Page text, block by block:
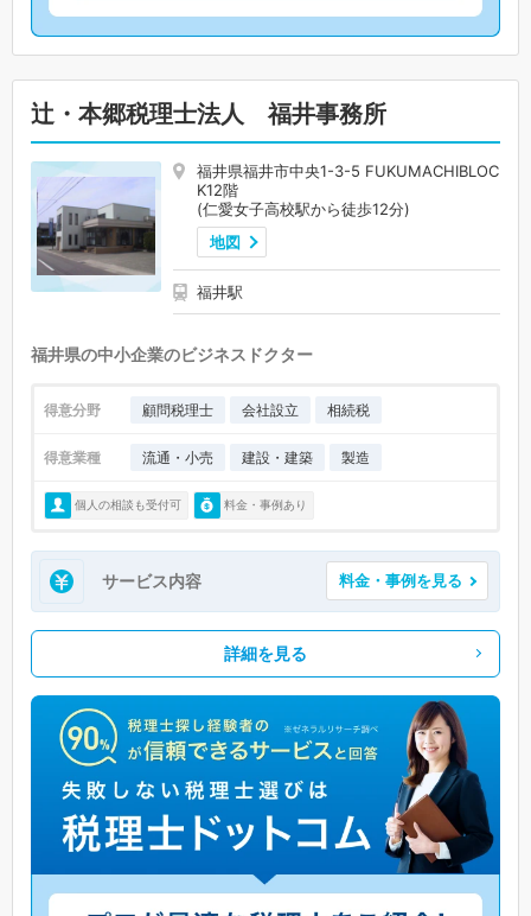
辻・本郷税理士法人 福井事務所
福井県福井市中央1-3-5 FUKUMACHIBLOC
K12階
(仁愛女子高校駅から徒歩12分)
地図
福井駅
福井県の中小企業のビジネスドクター
得意分野 顧問税理士 会社設立 相続税
得意業種 流通・小売 建設・建築 製造
個人の相談も受付可 料金・事例あり
サービス内容 料金・事例を見る
詳細を見る